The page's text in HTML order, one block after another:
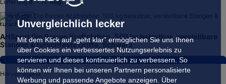
Unvergleichlich lecker
Mit dem Klick auf „geht klar” ermöglichen Sie uns Ihnen
über Cookies ein verbessertes Nutzungserlebnis zu
servieren und dieses kontinuierlich zu verbessern. So
können wir Ihnen bei unseren Partnern personalisierte
Werbung und passende Angebote anzeigen. Über
Lieferung 8. – 11. Aug.
ArtSport Dip Barren Kraftstation, 500 kg belastbar, verstellbare
Stangen & rutschfeste Griffe, Schwarz
8,4
Hervorragend